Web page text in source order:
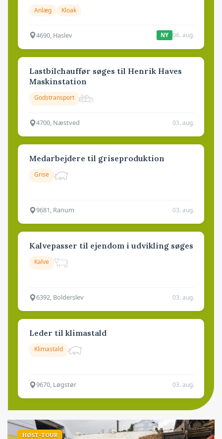
Anlæg Kloak
4690, Haslev NY 06. aug.
Lastbilchauffør søges til Henrik Haves
Maskinstation
Godstransport
4700, Næstved 03. aug.
Medarbejdere til griseproduktion
Grise
9681, Ranum 03. aug.
Kalvepasser til ejendom i udvikling søges
Kalve
6392, Bolderslev 03. aug.
Leder til klimastald
Klimastald
9670, Løgstør 03. aug.
HØST-TOUR